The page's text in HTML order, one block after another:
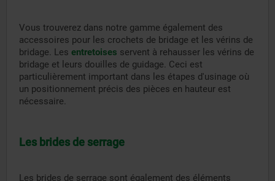
Vous trouverez dans notre gamme également des
accessoires pour les crochets de bridage et les vérins de
bridage. Les entretoises servent à rehausser les vérins de
bridage et leurs douilles de guidage. Ceci est
particulièrement important dans les étapes d'usinage où
un positionnement précis des pièces en hauteur est
nécessaire.
Les brides de serrage
Les brides de serrage sont également des éléments